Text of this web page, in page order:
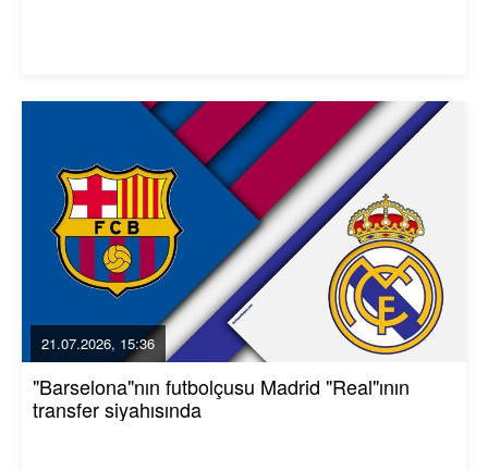
21.07.2026, 15:36
"Barselona"nın futbolçusu Madrid "Real"ının
transfer siyahısında